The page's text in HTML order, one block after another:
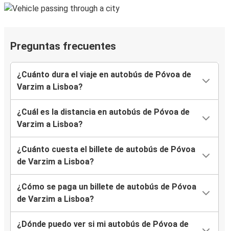
Preguntas frecuentes
¿Cuánto dura el viaje en autobús de Póvoa de
Varzim a Lisboa?
¿Cuál es la distancia en autobús de Póvoa de
Varzim a Lisboa?
¿Cuánto cuesta el billete de autobús de Póvoa
de Varzim a Lisboa?
¿Cómo se paga un billete de autobús de Póvoa
de Varzim a Lisboa?
¿Dónde puedo ver si mi autobús de Póvoa de